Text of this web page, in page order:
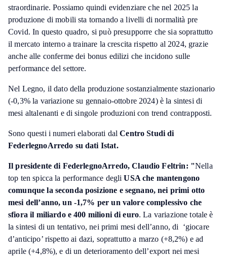
straordinarie. Possiamo quindi evidenziare che nel 2025 la
produzione di mobili sta tornando a livelli di normalità pre
Covid. In questo quadro, si può presupporre che sia soprattutto
il mercato interno a trainare la crescita rispetto al 2024, grazie
anche alle conferme dei bonus edilizi che incidono sulle
performance del settore.
Nel Legno, il dato della produzione sostanzialmente stazionario
(-0,3% la variazione su gennaio-ottobre 2024) è la sintesi di
mesi altalenanti e di singole produzioni con trend contrapposti.
Sono questi i numeri elaborati dalCentro Studi di
FederlegnoArredo su dati Istat.
Il presidente di FederlegnoArredo, Claudio Feltrin: "Nella
top ten spicca la performance degliUSA che mantengono
comunque la seconda posizione e segnano, nei primi otto
mesi dell’anno, un -1,7% per un valore complessivo che
sfiora il miliardo e 400 milioni di euro. La variazione totale è
la sintesi di un tentativo, nei primi mesi dell’anno, di ‘giocare
d’anticipo’ rispetto ai dazi, soprattutto a marzo (+8,2%) e ad
aprile (+4,8%), e di un deterioramento dell’export nei mesi